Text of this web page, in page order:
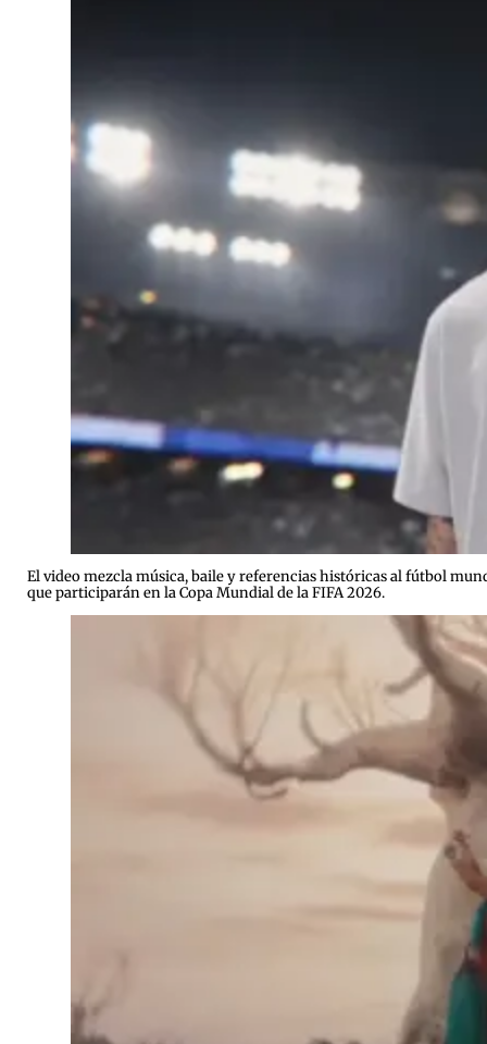
El video mezcla música, baile y referencias históricas al fútbol
que participarán en la Copa Mundial de la FIFA 2026.